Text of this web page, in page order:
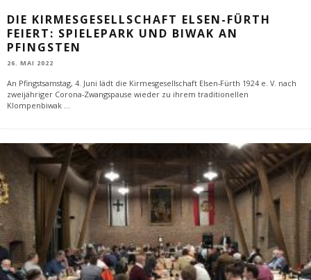
DIE KIRMESGESELLSCHAFT ELSEN-FÜRTH
FEIERT: SPIELEPARK UND BIWAK AN
PFINGSTEN
26. MAI 2022
An Pfingstsamstag, 4. Juni lädt die Kirmesgesellschaft Elsen-Fürth 1924 e. V. nach
zweijähriger Corona-Zwangspause wieder zu ihrem traditionellen
Klompenbiwak ...